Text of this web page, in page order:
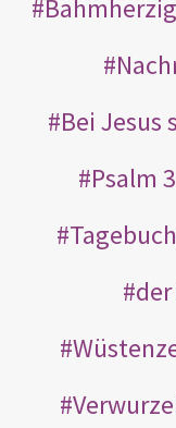
Bei Jesus
Psalm